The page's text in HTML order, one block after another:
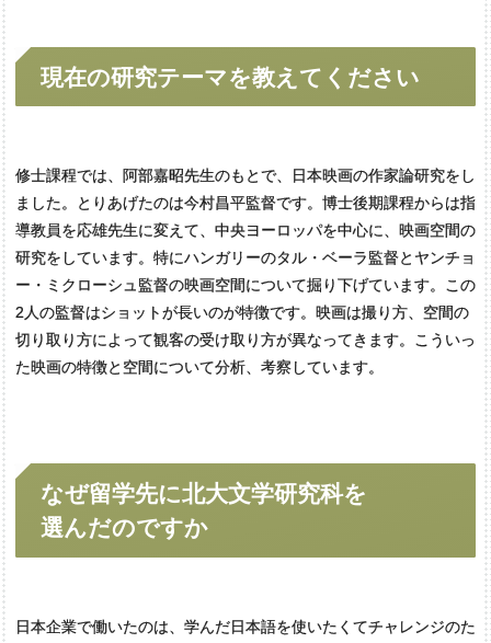
現在の研究テーマを教えてください
修士課程では、阿部嘉昭先生のもとで、日本映画の作家論研究をし
ました。とりあげたのは今村昌平監督です。博士後期課程からは指
導教員を応雄先生に変えて、中央ヨーロッパを中心に、映画空間の
研究をしています。特にハンガリーのタル・ベーラ監督とヤンチョ
ー・ミクローシュ監督の映画空間について掘り下げています。この
2人の監督はショットが長いのが特徴です。映画は撮り方、空間の
切り取り方によって観客の受け取り方が異なってきます。こういっ
た映画の特徴と空間について分析、考察しています。
なぜ留学先に北大文学研究科を
選んだのですか
日本企業で働いたのは、学んだ日本語を使いたくてチャレンジのた